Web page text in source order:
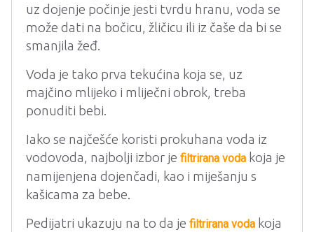
uz dojenje počinje jesti tvrdu hranu, voda se
može dati na bočicu, žličicu ili iz čaše da bi se
smanjila žeđ.
Voda je tako prva tekućina koja se, uz
majčino mlijeko i mliječni obrok, treba
ponuditi bebi.
Iako se najčešće koristi prokuhana voda iz
vodovoda, najbolji izbor je filtrirana voda koja je
namijenjena dojenčadi, kao i miješanju s
kašicama za bebe.
Pedijatri ukazuju na to da je filtrirana voda koja